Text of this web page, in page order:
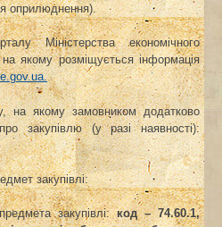
оприлюднення).
Міністерства економічного
на якому розміщується інформація
на якому замовником додатково
закупівлю (у разі наявності):
закупівлі:
закупівлі:код – 74.60.1,